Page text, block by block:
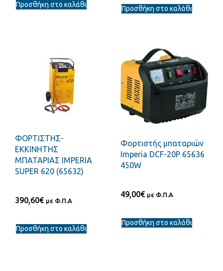
Προσθήκη στο καλάθι Προσθήκη στο καλάθι
ΦΟΡΤΙΣΤΗΣ-
ΕΚΚΙΝΗΤΗΣ
ΜΠΑΤΑΡΙΑΣ IMPERIA
SUPER 620 (65632)
390,60€ με Φ.Π.Α
Προσθήκη στο καλάθι
Φορτιστής μπαταριών
Imperia DCF-20P 65636
450W
49,00€ με Φ.Π.Α
Προσθήκη στο καλάθι